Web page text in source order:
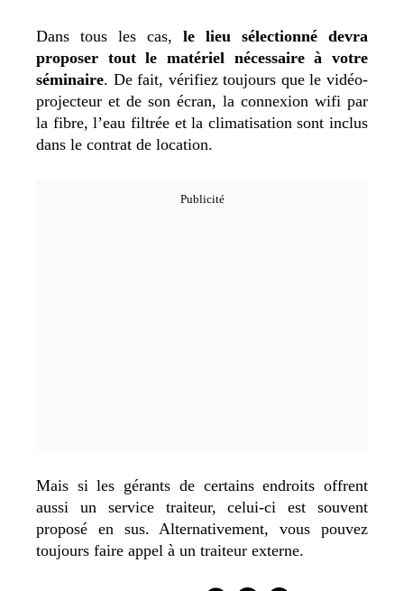
Dans tous les cas, le lieu sélectionné devra
proposer tout le matériel nécessaire à votre
séminaire. De fait, vérifiez toujours que le vidéo-
projecteur et de son écran, la connexion wifi par
la fibre, l’eau filtrée et la climatisation sont inclus
dans le contrat de location.
Mais si les gérants de certains endroits offrent
aussi un service traiteur, celui-ci est souvent
proposé en sus. Alternativement, vous pouvez
toujours faire appel à un traiteur externe.